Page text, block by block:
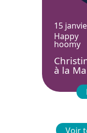
15
Happy
hoomy
à la
Voir